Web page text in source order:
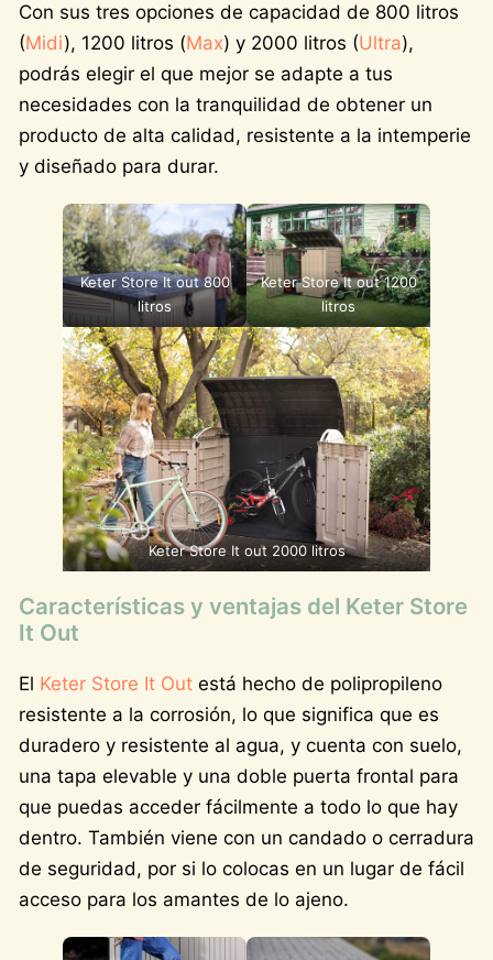
Con sus tres opciones de capacidad de 800 litros
(Midi), 1200 litros (Max) y 2000 litros (Ultra),
podrás elegir el que mejor se adapte a tus
necesidades con la tranquilidad de obtener un
producto de alta calidad, resistente a la intemperie
y diseñado para durar.
Keter Store It out 800
litros
Keter Store It out 1200
litros
Keter Store It out 2000 litros
Características y ventajas del Keter Store
It Out
El Keter Store It Out está hecho de polipropileno
resistente a la corrosión, lo que significa que es
duradero y resistente al agua, y cuenta con suelo,
una tapa elevable y una doble puerta frontal para
que puedas acceder fácilmente a todo lo que hay
dentro. También viene con un candado o cerradura
de seguridad, por si lo colocas en un lugar de fácil
acceso para los amantes de lo ajeno.